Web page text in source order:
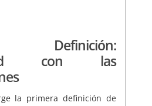
Definición:
con las
la primera definición de